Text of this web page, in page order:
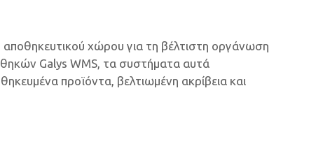
χώρου για τη βέλτιστη οργάνωση
Galys WMS, τα συστήματα αυτά
προϊόντα, βελτιωμένη ακρίβεια και